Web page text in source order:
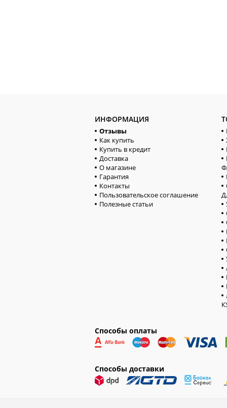
ИНФОРМАЦИЯ
Отзывы
Как купить
Купить в кредит
Доставка
О магазине
Гарантия
Контакты
Пользовательское соглашение
Полезные статьи
Способы оплаты
Способы доставки